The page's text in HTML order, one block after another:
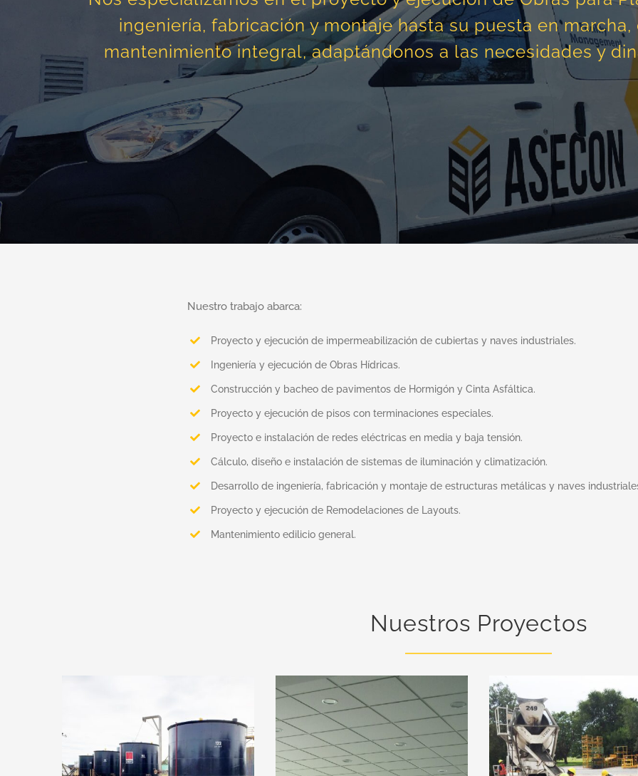
ingeniería, fabricación y montaje hasta su puesta en
mantenimiento integral, adaptándonos a las necesidades y
Nuestro trabajo abarca:
Proyecto y ejecución de impermeabilización de cubiertas y naves industriales.
Ingeniería y ejecución de Obras Hídricas.
Construcción y bacheo de pavimentos de Hormigón y Cinta Asfáltica.
Proyecto y ejecución de pisos con terminaciones especiales.
Proyecto e instalación de redes eléctricas en media y baja tensión.
Cálculo, diseño e instalación de sistemas de iluminación y climatización.
Desarrollo de ingeniería, fabricación y montaje de estructuras metálicas y naves
Proyecto y ejecución de Remodelaciones de Layouts.
Mantenimiento edilicio general.
Nuestros Proyectos